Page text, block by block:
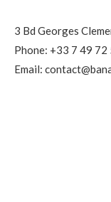
3 Bd Georges
Phone: +33 7 49 72
Email: